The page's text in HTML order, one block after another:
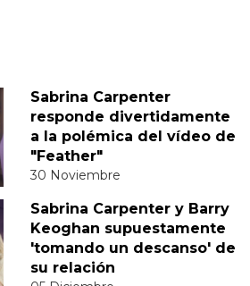
Sabrina Carpenter
responde divertidamente
a la polémica del vídeo de
"Feather"
30 Noviembre
Sabrina Carpenter y Barry
Keoghan supuestamente
'tomando un descanso' de
su relación